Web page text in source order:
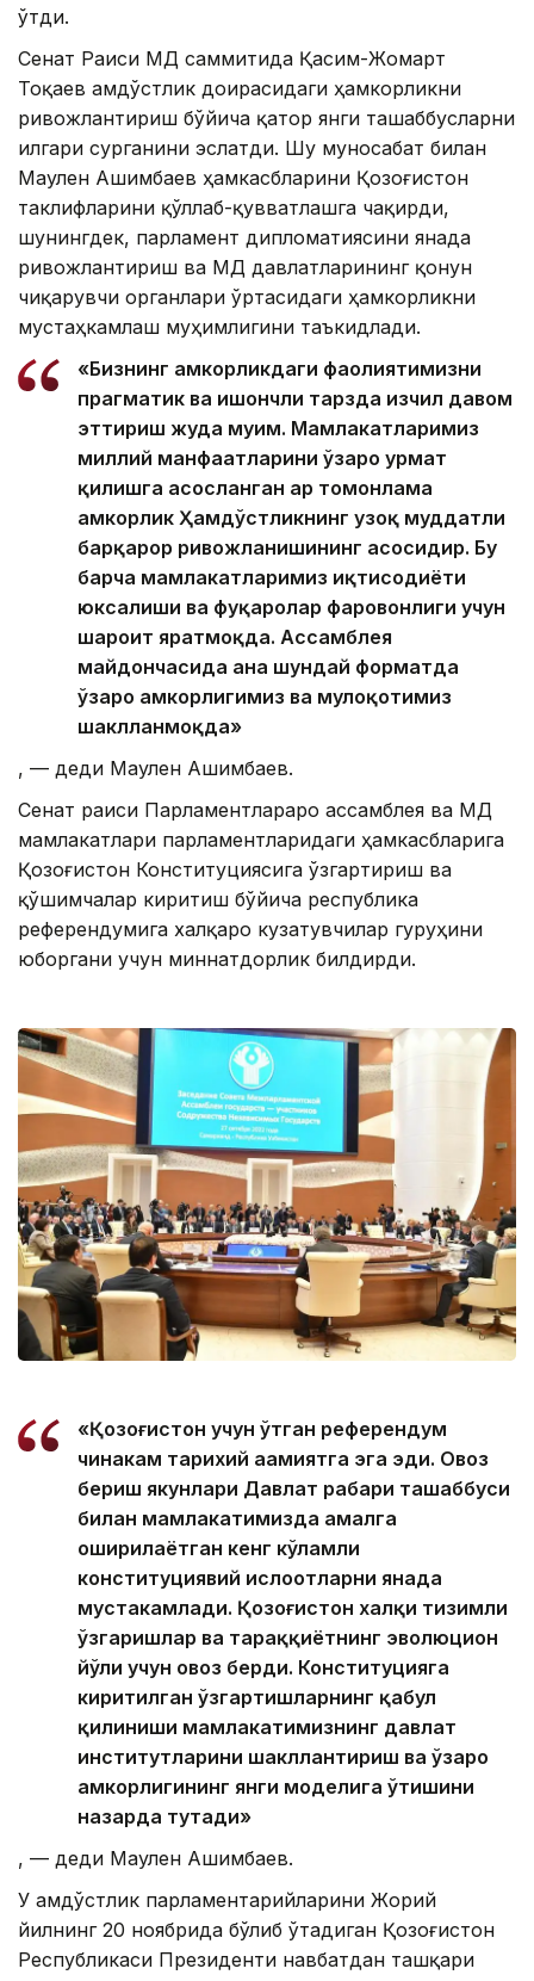
ўтди.
Сенат Раиси МДҲ саммитида Қасим-Жомарт
Тоқаев Ҳамдўстлик доирасидаги ҳамкорликни
ривожлантириш бўйича қатор янги ташаббусларни
илгари сурганини эслатди. Шу муносабат билан
Маулен Ашимбаев ҳамкасбларини Қозоғистон
таклифларини қўллаб-қувватлашга чақирди,
шунингдек, парламент дипломатиясини янада
ривожлантириш ва МДҲ давлатларининг қонун
чиқарувчи органлари ўртасидаги ҳамкорликни
мустаҳкамлаш муҳимлигини таъкидлади.
«Бизнинг ҳамкорликдаги фаолиятимизни
прагматик ва ишончли тарзда изчил давом
эттириш жуда муҳим. Мамлакатларимиз
миллий манфаатларини ўзаро ҳурмат
қилишга асосланган ҳар томонлама
ҳамкорлик Ҳамдўстликнинг узоқ муддатли
барқарор ривожланишининг асосидир. Бу
барча мамлакатларимиз иқтисодиёти
юксалиши ва фуқаролар фаровонлиги учун
шароит яратмоқда. Ассамблея
майдончасида ана шундай форматда
ўзаро ҳамкорлигимиз ва мулоқотимиз
шаклланмоқда»
, — деди Маулен Ашимбаев.
Сенат раиси Парламентлараро ассамблея ва МДҲ
мамлакатлари парламентларидаги ҳамкасбларига
Қозоғистон Конституциясига ўзгартириш ва
қўшимчалар киритиш бўйича республика
референдумига халқаро кузатувчилар гуруҳини
юборгани учун миннатдорлик билдирди.
«Қозоғистон учун ўтган референдум
чинакам тарихий аҳамиятга эга эди. Овоз
бериш якунлари Давлат раҳбари ташаббуси
билан мамлакатимизда амалга
оширилаётган кенг кўламли
конституциявий ислоҳотларни янада
мустаҳкамлади. Қозоғистон халқи тизимли
ўзгаришлар ва тараққиётнинг эволюцион
йўли учун овоз берди. Конституцияга
киритилган ўзгартишларнинг қабул
қилиниши мамлакатимизнинг давлат
институтларини шакллантириш ва ўзаро
ҳамкорлигининг янги моделига ўтишини
назарда тутади»
, — деди Маулен Ашимбаев.
У Ҳамдўстлик парламентарийларини Жорий
йилнинг 20 ноябрида бўлиб ўтадиган Қозоғистон
Республикаси Президенти навбатдан ташқари